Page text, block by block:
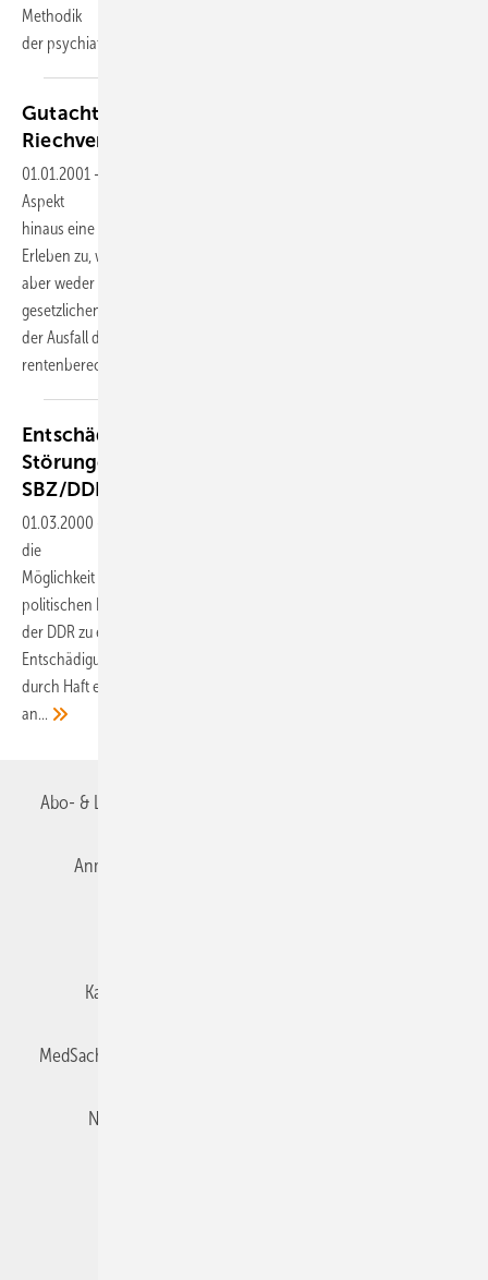
Methodik
der psychiatrischen
Gutachtliche Beurteilung von Störungen des
Riechvermögens
01.01.2001 -
Aspekt
hinaus eine große Bedeutung unter anderem auch im emotionalen
Erleben zu, wobei
aber weder im sozialen Entschädigungsrecht noch in der
gesetzlichen Unfallversicherung
der Ausfall des Riechvermögens mit einer MdE in
rentenberechtigender
Entschädigung und Begutachtung psychischer
Störungen nach politischer Haft in der
SBZ/DDR
01.03.2000
die
Möglichkeit besteht, Gesundheitsstörungen aufgrund einer
politischen Inhaftierung in
der DDR zu entschädigen, haben Fragen der Begutachtung und
Entschädigung von
durch Haft erlittenen Gesundheitsstörungen seit dem Fall der Mauer
an...
Abo- & Leserservice
Anmelden
Karriere bei Gentner
MedSach abonnieren
Newsletter